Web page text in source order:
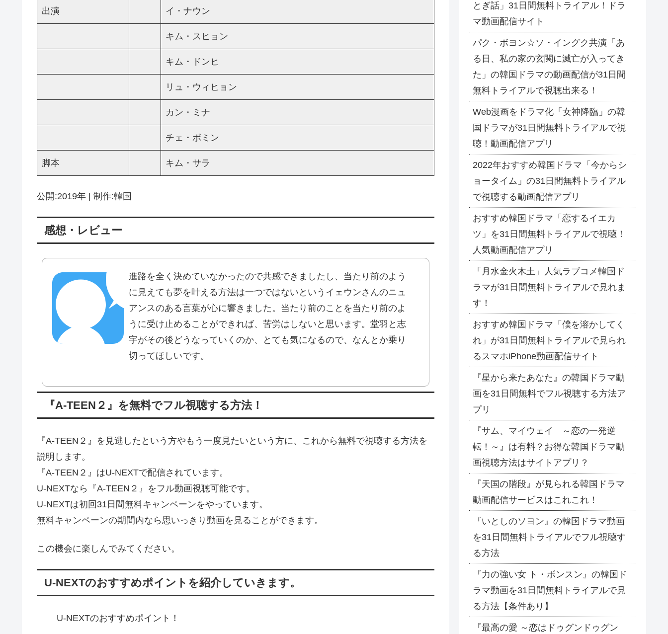
出演 イ・ナウン
キム・スヒョン
キム・ドンヒ
リュ・ウィヒョン
カン・ミナ
チェ・ボミン
脚本 キム・サラ
公開:2019年 | 制作:韓国
感想・レビュー
進路を全く決めていなかったので共感できましたし、当たり前のよう
に見えても夢を叶える方法は一つではないというイェウンさんのニュ
アンスのある言葉が心に響きました。当たり前のことを当たり前のよ
うに受け止めることができれば、苦労はしないと思います。堂羽と志
宇がその後どうなっていくのか、とても気になるので、なんとか乗り
切ってほしいです。
『A-TEEN２』を無料でフル視聴する方法！
『A-TEEN２』を見逃したという方やもう一度見たいという方に、これから無料で視聴する方法を
説明します。
『A-TEEN２』はU-NEXTで配信されています。
U-NEXTなら『A-TEEN２』をフル動画視聴可能です。
U-NEXTは初回31日間無料キャンペーンをやっています。
無料キャンペーンの期間内なら思いっきり動画を見ることができます。
この機会に楽しんでみてください。
U-NEXTのおすすめポイントを紹介していきます。
U-NEXTのおすすめポイント！
とぎ話」31日間無料トライアル！ドラ
マ動画配信サイト
パク・ボヨン☆ソ・イングク共演「あ
る日、私の家の玄関に滅亡が入ってき
た」の韓国ドラマの動画配信が31日間
無料トライアルで視聴出来る！
Web漫画をドラマ化「女神降臨」の韓
国ドラマが31日間無料トライアルで視
聴！動画配信アプリ
2022年おすすめ韓国ドラマ「今からシ
ョータイム」の31日間無料トライアル
で視聴する動画配信アプリ
おすすめ韓国ドラマ「恋するイエカ
ツ」を31日間無料トライアルで視聴！
人気動画配信アプリ
「月水金火木土」人気ラブコメ韓国ド
ラマが31日間無料トライアルで見れま
す！
おすすめ韓国ドラマ「僕を溶かしてく
れ」が31日間無料トライアルで見られ
るスマホiPhone動画配信サイト
『星から来たあなた』の韓国ドラマ動
画を31日間無料でフル視聴する方法ア
プリ
『サム、マイウェイ ～恋の一発逆
転！～』は有料？お得な韓国ドラマ動
画視聴方法はサイトアプリ？
『天国の階段』が見られる韓国ドラマ
動画配信サービスはこれこれ！
『いとしのソヨン』の韓国ドラマ動画
を31日間無料トライアルでフル視聴す
る方法
『力の強い女 ト・ボンスン』の韓国ド
ラマ動画を31日間無料トライアルで見
る方法【条件あり】
『最高の愛 ～恋はドゥグンドゥグン